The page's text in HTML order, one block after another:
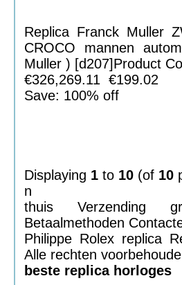
Replica Franck Muller
CROCO mannen
Muller ) [d207]Product
€326,269.11 €199.02
Save: 100% off
Displaying 1 to 10 (of 10
n
thuis Verzending
Betaalmethoden
Philippe Rolex replica
Alle rechten
beste replica horloges